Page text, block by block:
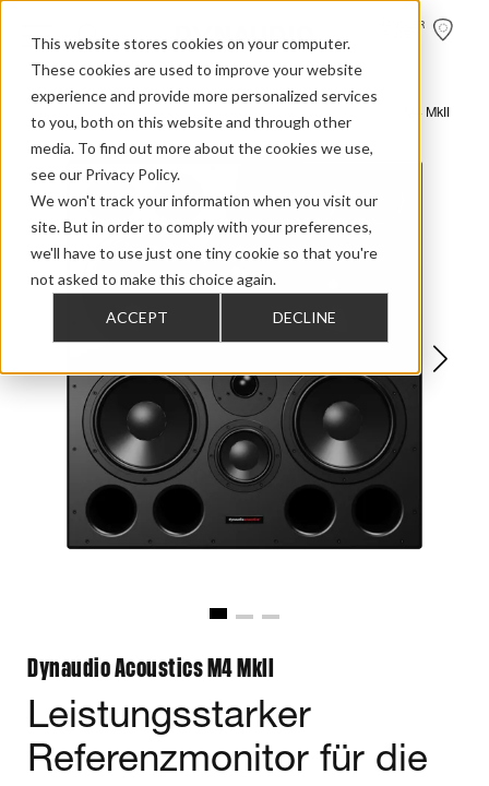
This website stores cookies on your computer.
These cookies are used to improve your website
experience and provide more personalized services
to you, both on this website and through other
media. To find out more about the cookies we use,
see our Privacy Policy.
We won't track your information when you visit our
site. But in order to comply with your preferences,
we'll have to use just one tiny cookie so that you're
not asked to make this choice again.
ACCEPT DECLINE
HÄNDLER
M4 MkII
Dynaudio Acoustics M4 MkII
Leistungsstarker
Referenzmonitor für die